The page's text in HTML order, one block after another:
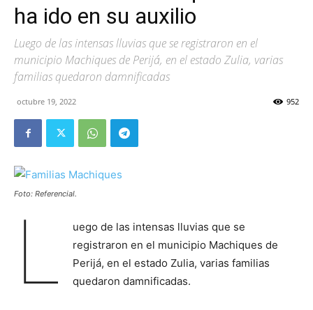
ha ido en su auxilio
Luego de las intensas lluvias que se registraron en el
municipio Machiques de Perijá, en el estado Zulia, varias
familias quedaron damnificadas
octubre 19, 2022 952
Foto: Referencial.
L
uego de las intensas lluvias que se
registraron en el municipio Machiques de
Perijá, en el estado Zulia, varias familias
quedaron damnificadas.